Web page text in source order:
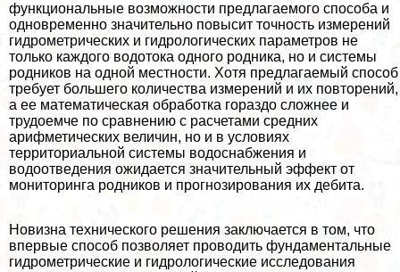
функциональные возможности предлагаемого способа и
одновременно значительно повысит точность измерений
гидрометрических и гидрологических параметров не
только каждого водотока одного родника, но и системы
родников на одной местности. Хотя предлагаемый способ
требует большего количества измерений и их повторений,
а ее математическая обработка гораздо сложнее и
трудоемче по сравнению с расчетами средних
арифметических величин, но и в условиях
территориальной системы водоснабжения и
водоотведения ожидается значительный эффект от
мониторинга родников и прогнозирования их дебита.
Новизна технического решения заключается в том, что
впервые способ позволяет проводить фундаментальные
гидрометрические и гидрологические исследования